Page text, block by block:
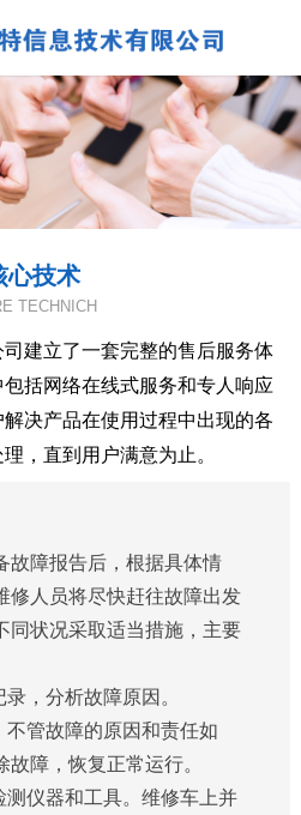
心技术
TECHNICH
建立了一套完整的售后服务体
括网络在线式服务和专人响应
决产品在使用过程中出现的各
，直到用户满意为止。
故障报告后，根据具体情
修人员将尽快赶往故障出发
同状况采取适当措施，主要
，分析故障原因。
管故障的原因和责任如
障，恢复正常运行。
仪器和工具。维修车上并